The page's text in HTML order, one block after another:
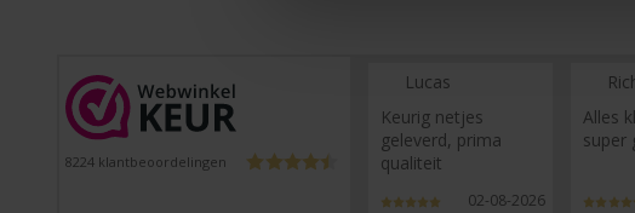
8224 klantbeoordelingen
Lucas
Keurig netjes
geleverd, prima
qualiteit
02-08-2026
Alles
super